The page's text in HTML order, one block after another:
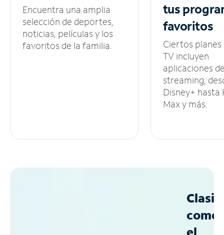
Encuentra una amplia
selección de deportes,
noticias, películas y los
favoritos de la familia.
tus
favoritos
Ciertos planes
TV incluyen
aplicaciones
streaming,
Disney+ hasta
Max y más.
como
el